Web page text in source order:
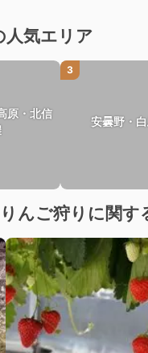
人気エリア
原・北信
3
安曇野・
んご狩りに関す